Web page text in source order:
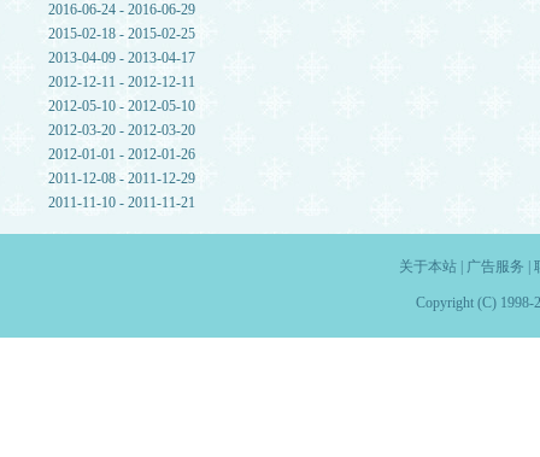
2016-06-24 - 2016-06-29
2015-02-18 - 2015-02-25
2013-04-09 - 2013-04-17
2012-12-11 - 2012-12-11
2012-05-10 - 2012-05-10
2012-03-20 - 2012-03-20
2012-01-01 - 2012-01-26
2011-12-08 - 2011-12-29
2011-11-10 - 2011-11-21
关于本站| 广告服务
Copyright (C) 1998-